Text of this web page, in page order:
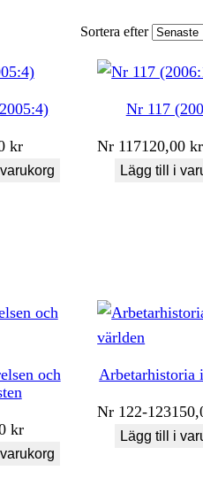
Sortera efter
kr
Nr 117
Nr 117120,00kr
Lägg till i
och
kr
Arbetarhistoria
Nr 122-123
Lägg till i